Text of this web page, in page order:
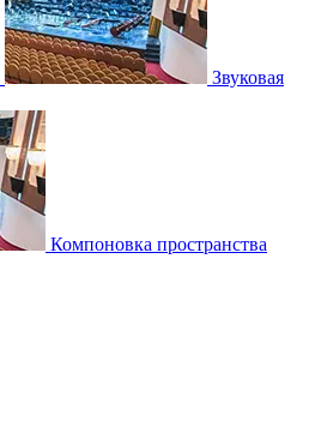
Звуковая
Компоновка пространства